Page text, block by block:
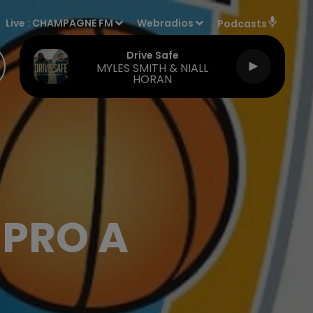
Live : CHAMPAGNE FM Webradios Podcasts
Drive Safe
MYLES SMITH & NIALL
HORAN
A